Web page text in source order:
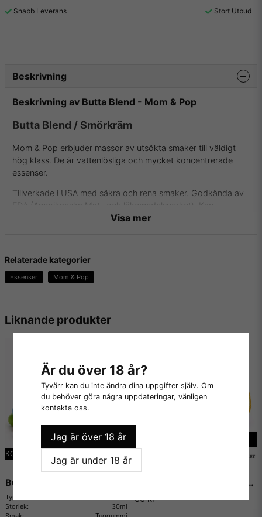
Snabb Leverans Stort Utbud
Liknande produkter
KÖP MER - BETALA MINDRE
Typ:
Storlek:
30ml
Orange (Natural) - Flavor West
55 kr
Beskrivning
Beskrivning av Butta Blend - Mom & Pop
Butta Blend / Smörkräm
Mom & Pop erbjuder massor av utsökta smaker till väldigt
hög klass. De är vattenlösliga och mycket koncentrerade
essenser.
Tillverkade i USA med säkra och rena smaker. Godkända av
FDA (Amerikanska Mat- och läkemedelsverket). Kan
användas i både mat (bakverk, glass m.m.) och dryck
Innehållsförteckning på denna vattenlösliga arom:
- Socker
- Kalorier
- Konserveringsmedel
- Kaliumsorbat
- Majs, jordnötter eller gluten
- Animaliska produkter
Visa mer
Relaterade kategorier
Essenser Mom & Pop
Är du över 18 år?
Tyvärr kan du inte ändra dina uppgifter själv. Om
du behöver göra några uppdateringar, vänligen
kontakta oss.
Jag är över 18 år
Jag är under 18 år